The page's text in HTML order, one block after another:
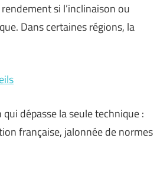
si l’inclinaison ou
Dans certaines régions, la
dépasse la seule technique :
française, jalonnée de normes